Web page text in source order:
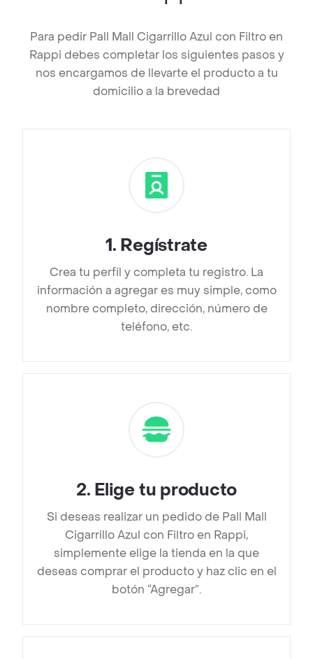
Para pedir Pall Mall Cigarrillo Azul con Filtro en
Rappi debes completar los siguientes pasos y
nos encargamos de llevarte el producto a tu
domicilio a la brevedad
1. Regístrate
Crea tu perfil y completa tu registro. La
información a agregar es muy simple, como
nombre completo, dirección, número de
teléfono, etc.
2. Elige tu producto
Si deseas realizar un pedido de Pall Mall
Cigarrillo Azul con Filtro en Rappi,
simplemente elige la tienda en la que
deseas comprar el producto y haz clic en el
botón “Agregar”.